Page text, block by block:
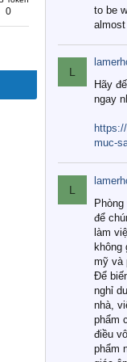
0
to be
almost
L
Hãy
ngay
muc-
L
để
làm
không
mỹ và
Để
nghỉ
nhà,
phẩm
điều
phẩm